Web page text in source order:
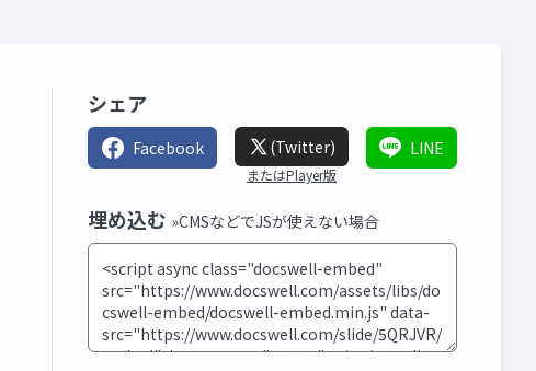
シェア
Facebook (Twitter)
またはPlayer版
LINE
埋め込む »CMSなどでJSが使えない場合